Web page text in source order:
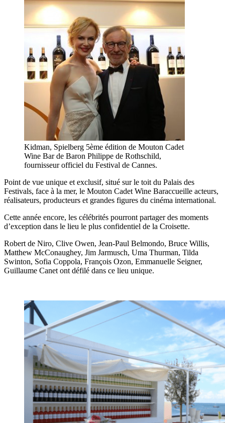
Kidman, Spielberg 5ème édition de Mouton Cadet
Wine Bar de Baron Philippe de Rothschild,
fournisseur officiel du Festival de Cannes.
Point de vue unique et exclusif, situé sur le toit du Palais des
Festivals, face à la mer, le Mouton Cadet Wine Baraccueille acteurs,
réalisateurs, producteurs et grandes figures du cinéma international.
Cette année encore, les célébrités pourront partager des moments
d’exception dans le lieu le plus confidentiel de la Croisette.
Robert de Niro, Clive Owen, Jean-Paul Belmondo, Bruce Willis,
Matthew McConaughey, Jim Jarmusch, Uma Thurman, Tilda
Swinton, Sofia Coppola, François Ozon, Emmanuelle Seigner,
Guillaume Canet ont défilé dans ce lieu unique.